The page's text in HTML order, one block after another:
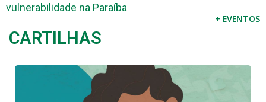
DPE-PB
+ EVENTOS
CARTILHAS